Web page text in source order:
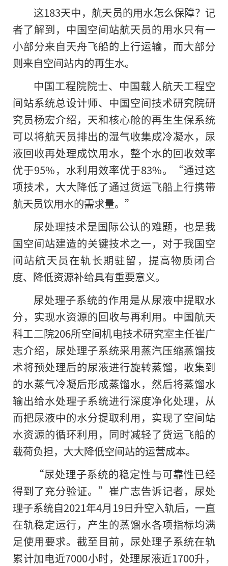
这183天中，航天员的用水怎么保障？记
者了解到，中国空间站航天员的用水只有一
小部分来自天舟飞船的上行运输，而大部分
则来自空间站内的再生水。
中国工程院院士、中国载人航天工程空
间站系统总设计师、中国空间技术研究院研
究员杨宏介绍，天和核心舱的再生生保系统
可以将航天员排出的湿气收集成冷凝水，尿
液回收再处理成饮用水，整个水的回收效率
优于95%，水利用效率优于83%。“通过这
项技术，大大降低了通过货运飞船上行携带
航天员饮用水的需求量。”
尿处理技术是国际公认的难题，也是我
国空间站建造的关键技术之一，对于我国空
间站航天员在轨长期驻留，提高物质闭合
度、降低资源补给具有重要意义。
尿处理子系统的作用是从尿液中提取水
分，实现水资源的回收与再利用。中国航天
科工二院206所空间机电技术研究室主任崔广
志介绍，尿处理子系统采用蒸汽压缩蒸馏技
术将预处理后的尿液进行旋转蒸馏，收集到
的水蒸气冷凝后形成蒸馏水，然后将蒸馏水
输出给水处理子系统进行深度净化处理，从
而把尿液中的水分提取利用，实现了空间站
水资源的循环利用，同时减轻了货运飞船的
载荷负担，大大降低空间站的运营成本。
“尿处理子系统的稳定性与可靠性已经
得到了充分验证。”崔广志告诉记者，尿处
理子系统自2021年4月19日升空入轨后，一直
在轨稳定运行，产生的蒸馏水各项指标均满
足使用要求。截至目前，尿处理子系统在轨
累计加电近7000小时，处理尿液近1700升，